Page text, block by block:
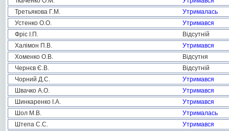
Третьякова Г.М.
Утрималась
Устенко О.О.
Утримався
Фріс І.П.
Відсутній
Халімон П.В.
Утримався
Хоменко О.В.
Відсутня
Чернєв Є.В.
Відсутній
Чорний Д.С.
Утримався
Швачко А.О.
Утримався
Шинкаренко І.А.
Утримався
Шол М.В.
Утрималась
Штепа С.С.
Утримався